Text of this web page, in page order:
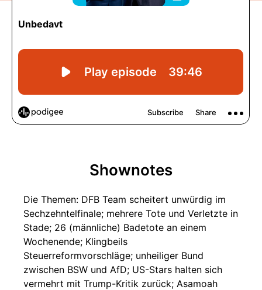
Shownotes
Die Themen: DFB Team scheitert unwürdig im
Sechzehntelfinale; mehrere Tote und Verletzte in
Stade; 26 (männliche) Badetote an einem
Wochenende; Klingbeils
Steuerreformvorschläge; unheiliger Bund
zwischen BSW und AfD; US-Stars halten sich
vermehrt mit Trump-Kritik zurück; Asamoah